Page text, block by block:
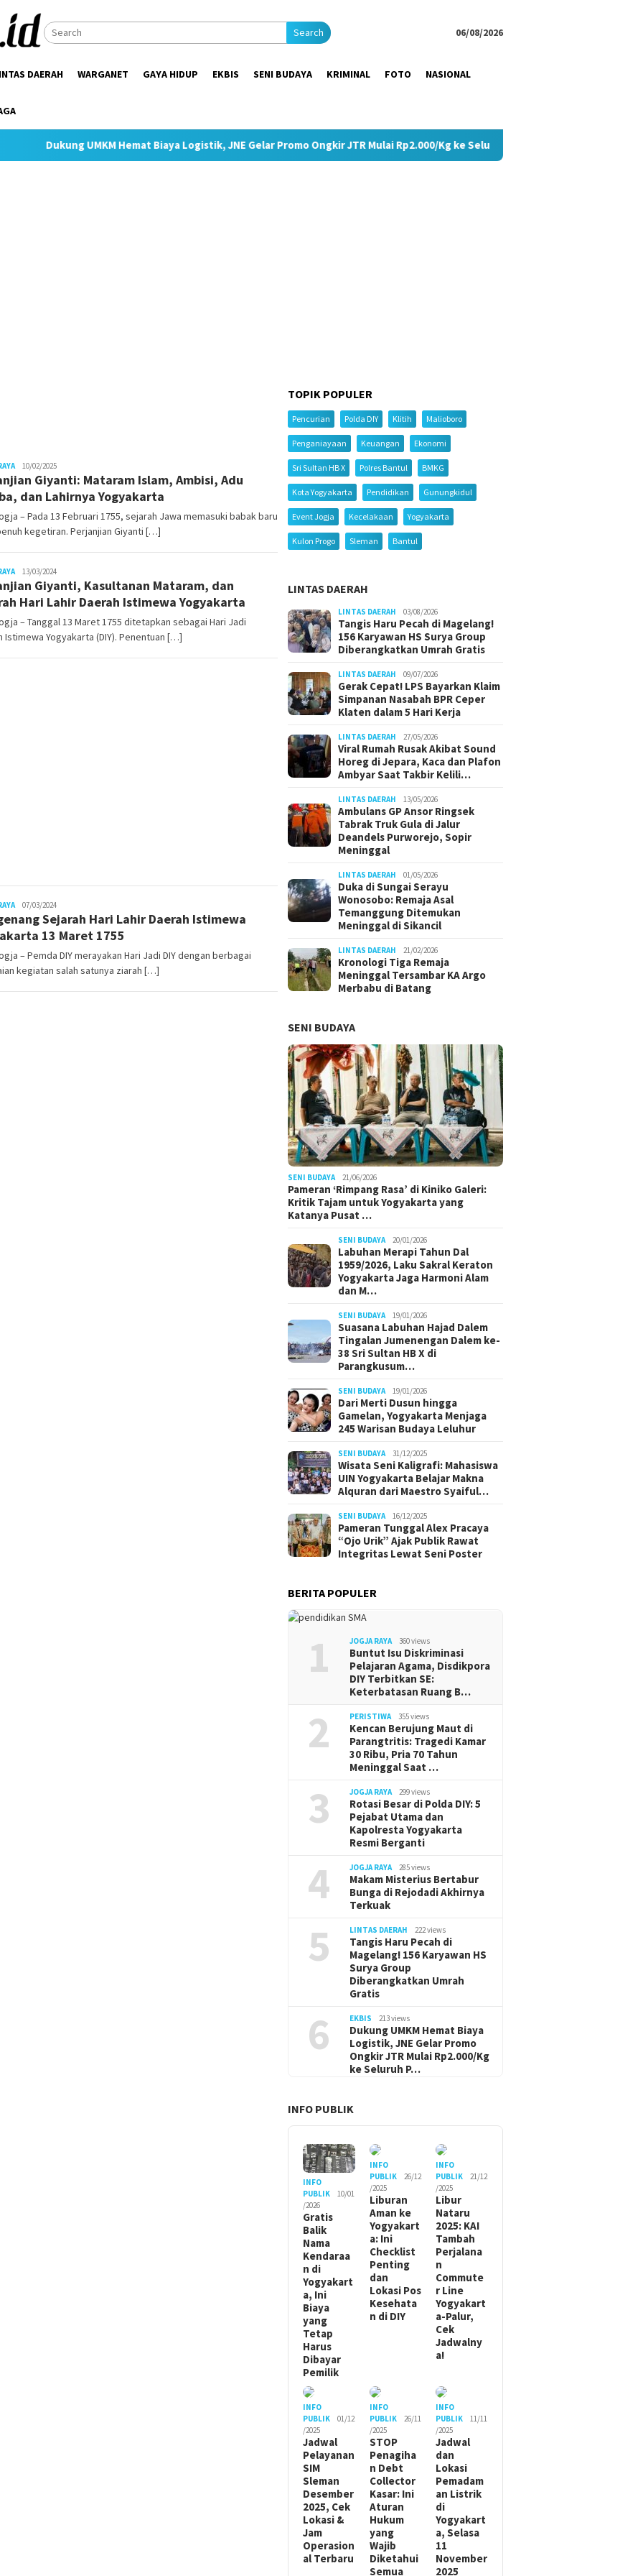
Search 06/08/2026
DAERAH WARGANET GAYA HIDUP EKBIS SENI BUDAYA KRIMINAL FOTO NASIONAL
UMKM Hemat Biaya Logistik, JNE Gelar Promo Ongkir JTR Mulai Rp2.000/Kg ke Seluruh Pulau Jawa
Juno10/02/2025
Giyanti: Mataram Islam, Ambisi, Adu
dan Lahirnya Yogyakarta
– Pada 13 Februari 1755, sejarah Jawa memasuki babak baru
kegetiran. Perjanjian Giyanti […]
Juno13/03/2024
Giyanti, Kasultanan Mataram, dan
Hari Lahir Daerah Istimewa Yogyakarta
– Tanggal 13 Maret 1755 ditetapkan sebagai Hari Jadi
Istimewa Yogyakarta (DIY). Penentuan […]
Juno07/03/2024
Sejarah Hari Lahir Daerah Istimewa
13 Maret 1755
– Pemda DIY merayakan Hari Jadi DIY dengan berbagai
kegiatan salah satunya ziarah […]
TOPIK POPULER
Pencurian Polda DIY Klitih Malioboro
Penganiayaan Keuangan Ekonomi
Sri Sultan HB X Polres Bantul BMKG
Kota Yogyakarta Pendidikan Gunungkidul
Event Jogja Kecelakaan Yogyakarta
Kulon Progo Sleman Bantul
LINTAS DAERAH
LINTAS DAERAH 03/08/2026
Tangis Haru Pecah di Magelang!
156 Karyawan HS Surya Group
Diberangkatkan Umrah Gratis
LINTAS DAERAH 09/07/2026
Gerak Cepat! LPS Bayarkan Klaim
Simpanan Nasabah BPR Ceper
Klaten dalam 5 Hari Kerja
LINTAS DAERAH 27/05/2026
Viral Rumah Rusak Akibat Sound
Horeg di Jepara, Kaca dan Plafon
Ambyar Saat Takbir Kelili…
LINTAS DAERAH 13/05/2026
Ambulans GP Ansor Ringsek
Tabrak Truk Gula di Jalur
Deandels Purworejo, Sopir
Meninggal
LINTAS DAERAH 01/05/2026
Duka di Sungai Serayu
Wonosobo: Remaja Asal
Temanggung Ditemukan
Meninggal di Sikancil
LINTAS DAERAH 21/02/2026
Kronologi Tiga Remaja
Meninggal Tersambar KA Argo
Merbabu di Batang
SENI BUDAYA
SENI BUDAYA 21/06/2026
Pameran ‘Rimpang Rasa’ di Kiniko Galeri:
Kritik Tajam untuk Yogyakarta yang
Katanya Pusat …
SENI BUDAYA 20/01/2026
Labuhan Merapi Tahun Dal
1959/2026, Laku Sakral Keraton
Yogyakarta Jaga Harmoni Alam
dan M…
SENI BUDAYA 19/01/2026
Suasana Labuhan Hajad Dalem
Tingalan Jumenengan Dalem ke-
38 Sri Sultan HB X di
Parangkusum…
SENI BUDAYA 19/01/2026
Dari Merti Dusun hingga
Gamelan, Yogyakarta Menjaga
245 Warisan Budaya Leluhur
SENI BUDAYA 31/12/2025
Wisata Seni Kaligrafi: Mahasiswa
UIN Yogyakarta Belajar Makna
Alquran dari Maestro Syaiful…
SENI BUDAYA 16/12/2025
Pameran Tunggal Alex Pracaya
“Ojo Urik” Ajak Publik Rawat
Integritas Lewat Seni Poster
BERITA POPULER
1 JOGJA RAYA 360 views
Buntut Isu Diskriminasi
Pelajaran Agama, Disdikpora
DIY Terbitkan SE:
Keterbatasan Ruang B…
2 PERISTIWA 355 views
Kencan Berujung Maut di
Parangtritis: Tragedi Kamar
30 Ribu, Pria 70 Tahun
Meninggal Saat …
3 JOGJA RAYA 299 views
Rotasi Besar di Polda DIY: 5
Pejabat Utama dan
Kapolresta Yogyakarta
Resmi Berganti
4 JOGJA RAYA 285 views
Makam Misterius Bertabur
Bunga di Rejodadi Akhirnya
Terkuak
5 LINTAS DAERAH 222 views
Tangis Haru Pecah di
Magelang! 156 Karyawan HS
Surya Group
Diberangkatkan Umrah
Gratis
6 EKBIS 213 views
Dukung UMKM Hemat Biaya
Logistik, JNE Gelar Promo
Ongkir JTR Mulai Rp2.000/Kg
ke Seluruh P…
INFO PUBLIK
INFO
PUBLIK
10/01
/2026
Gratis
Balik
Nama
Kendaraa
n di
Yogyakart
a, Ini
Biaya
yang
Tetap
Harus
Dibayar
Pemilik
INFO
PUBLIK
26/12
/2025
Liburan
Aman ke
Yogyakart
a: Ini
Checklist
Penting
dan
Lokasi Pos
Kesehata
n di DIY
INFO
PUBLIK
21/12
/2025
Libur
Nataru
2025: KAI
Tambah
Perjalana
n
Commute
r Line
Yogyakart
a-Palur,
Cek
Jadwalny
a!
INFO
PUBLIK
01/12
/2025
Jadwal
Pelayanan
SIM
Sleman
Desember
2025, Cek
Lokasi &
Jam
Operasion
al Terbaru
INFO
PUBLIK
26/11
/2025
STOP
Penagiha
n Debt
Collector
Kasar: Ini
Aturan
Hukum
yang
Wajib
Diketahui
Semua
INFO
PUBLIK
11/11
/2025
Jadwal
dan
Lokasi
Pemadam
an Listrik
di
Yogyakart
a, Selasa
11
November
2025